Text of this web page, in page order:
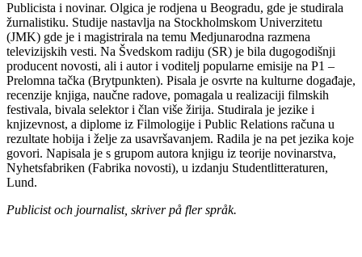
Publicista i novinar. Olgica je rodjena u Beogradu, gde je studirala
žurnalistiku. Studije nastavlja na Stockholmskom Univerzitetu
(JMK) gde je i magistrirala na temu Medjunarodna razmena
televizijskih vesti. Na Švedskom radiju (SR) je bila dugogodišnji
producent novosti, ali i autor i voditelj popularne emisije na P1 –
Prelomna tačka (Brytpunkten). Pisala je osvrte na kulturne događaje,
recenzije knjiga, naučne radove, pomagala u realizaciji filmskih
festivala, bivala selektor i član više žirija. Studirala je jezike i
knjizevnost, a diplome iz Filmologije i Public Relations računa u
rezultate hobija i želje za usavršavanjem. Radila je na pet jezika koje
govori. Napisala je s grupom autora knjigu iz teorije novinarstva,
Nyhetsfabriken (Fabrika novosti), u izdanju Studentlitteraturen,
Lund.
Publicist och journalist, skriver på fler språk.